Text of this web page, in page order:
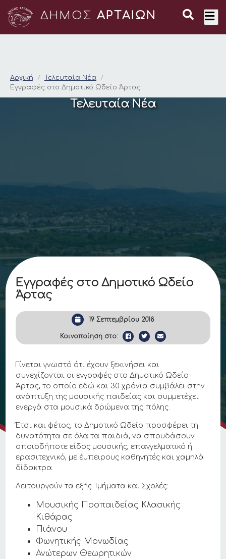
ΔΗΜΟΣ ΑΡΤΑΙΩΝ
Εγγραφές στο
Αρχική
Τελευταία Νέα
Εγγραφές στο Δημοτικό Ωδείο Άρτας
Τελευταία Νέα
Εγγραφές στο Δημοτικό Ωδείο
Άρτας
19 Σεπτεμβρίου 2018
Κοινοποίηση στο:
Γίνεται γνωστό ότι έχουν ξεκινήσει και
συνεχίζονται οι εγγραφές στο Δημοτικό Ωδείο
Άρτας, το οποίο εδώ και 30 χρόνια συμβάλει στην
ανάπτυξη της μουσικής παιδείας και συμμετέχει
ενεργά στα μουσικά δρώμενα της πόλης.
Έτσι και φέτος, το Δημοτικό Ωδείο προσφέρει τη
δυνατότητα σε όλα τα παιδιά, να σπουδάσουν
οποιοδήποτε είδος μουσικής, επαγγελματικό ή
ερασιτεχνικό, με έμπειρους καθηγητές και χαμηλά
δίδακτρα.
Λειτουργούν τα εξής Τμήματα και Σχολές:
Μουσικής Προπαιδείας Κλασικής
Κιθάρας
Πιάνου
Φωνητικής Μονωδίας
Ανώτερων Θεωρητικών